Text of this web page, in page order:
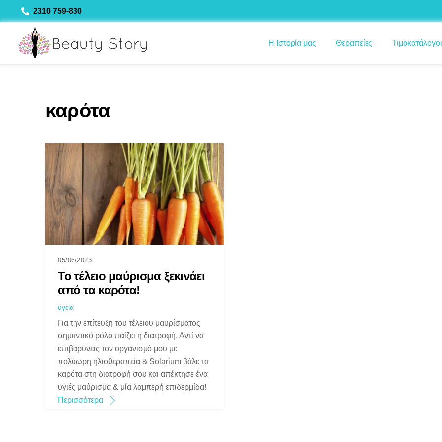
to
2310 759-830
Η Ιστορία μας Θεραπείες
καρότα
05/06/2023
Το τέλειο μαύρισμα ξεκινάει
από τα καρότα!
υγεία
Για την επίτευξη του τέλειου μαυρίσματος
σημαντικό ρόλο παίζει η διατροφή. Αντί να
επιβαρύνεις τον οργανισμό μου με
πολύωρη ηλιοθεραπεία & Solarium βάλε τα
καρότα στη διατροφή σου και απέκτησε ένα
υγιές μαύρισμα & μία λαμπερή επιδερμίδα!
Περισσότερα